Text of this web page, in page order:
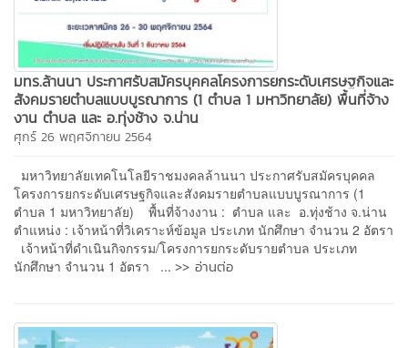
มทร.ล้านนา ประกาศรับสมัครบุคคลโครงการยกระดับเศรษฐกิจและ
สังคมรายตำบลแบบบูรณาการ (1 ตำบล 1 มหาวิทยาลัย) พื้นที่จ้าง
งาน ตำบล และ อ.ทุ่งช้าง จ.น่าน
ศุกร์ 26 พฤศจิกายน 2564
มหาวิทยาลัยเทคโนโลยีราชมงคลล้านนา ประกาศรับสมัครบุคคล
โครงการยกระดับเศรษฐกิจและสังคมรายตำบลแบบบูรณาการ (1
ตำบล 1 มหาวิทยาลัย) พื้นที่จ้างงาน : ตำบล และ อ.ทุ่งช้าง จ.น่าน
ตำแหน่ง : เจ้าหน้าที่วิเคราะห์ข้อมูล ประเภท นักศึกษา จำนวน 2 อัตรา
เจ้าหน้าที่ดำเนินกิจกรรม/โครงการยกระดับรายตำบล ประเภท
นักศึกษา จำนวน 1 อัตรา ... >> อ่านต่อ